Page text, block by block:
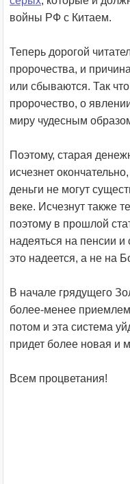
войны РФ с Китаем.
Теперь дорогой
пророчества, и
или сбываются. Так
пророчество, о
миру чудесным
Поэтому, старая
исчезнет
деньги не могут
веке. Исчезнут также
поэтому в прошлой
надеяться на пенсии и
это надеется, а не на
В начале грядущего
более-менее
потом и эта система
придет более новая и
Всем процветания!